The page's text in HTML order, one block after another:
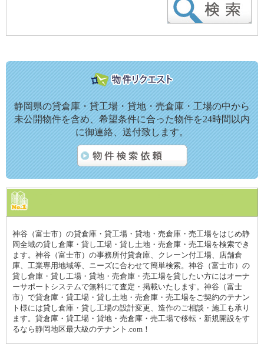
静岡県の貸倉庫・貸工場・貸地・売倉庫・工場の中から
未公開物件を含め、希望条件に合った物件を24時間以内
に御連絡、送付致します。
神谷（富士市）の貸倉庫・貸工場・貸地・売倉庫・売工場をはじめ静
岡全域の貸し倉庫・貸し工場・貸し土地・売倉庫・売工場を検索でき
ます。神谷（富士市）の事務所付貸倉庫、クレーン付工場、店舗倉
庫、工業専用地域等、ニーズに合わせて簡単検索。神谷（富士市）の
貸し倉庫・貸し工場・貸地・売倉庫・売工場を貸したい方にはオーナ
ーサポートシステムで無料にて査定・掲載いたします。神谷（富士
市）で貸倉庫・貸工場・貸し土地・売倉庫・売工場をご契約のテナン
ト様には貸し倉庫・貸し工場の設計変更、造作のご相談・施工も承り
ます。貸倉庫・貸工場・貸地・売倉庫・売工場で移転・新規開設をす
るなら静岡地区最大級のテナント.com！